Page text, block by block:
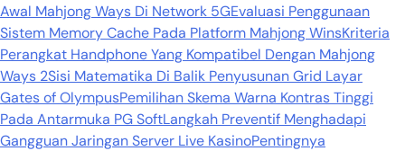
Awal Mahjong Ways Di Network 5GEvaluasi Penggunaan
Sistem Memory Cache Pada Platform Mahjong WinsKriteria
Perangkat Handphone Yang Kompatibel Dengan Mahjong
Ways 2Sisi Matematika Di Balik Penyusunan Grid Layar
Gates of OlympusPemilihan Skema Warna Kontras Tinggi
Pada Antarmuka PG SoftLangkah Preventif Menghadapi
Gangguan Jaringan Server Live KasinoPentingnya